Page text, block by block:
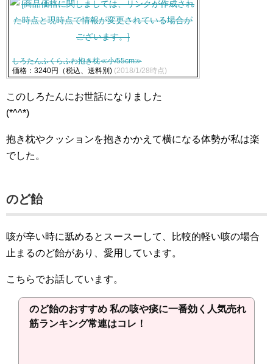
しろたんふくらふわ抱き枕≪小/55cm≫
価格：3240円（税込、送料別) (2018/1/28時点)
このしろたんにお世話になりました
(*^^*)
抱き枕やクッションを抱きかかえて横になる体勢が私は楽
でした。
のど飴
咳が辛い時に舐めるとスースーして、比較的軽い咳の場合
止まるのど飴があり、愛用しています。
こちらでお話しています。
のど飴のおすすめ 私の咳や痰に一番効く人気売れ
筋ランキング常連はコレ！